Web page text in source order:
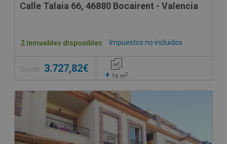
Calle Talaia 66, 46880 Bocairent - Valencia
Impuestos no incluidos
2 inmuebles disponibles
Desde 3.727,82€
+ 16 m2